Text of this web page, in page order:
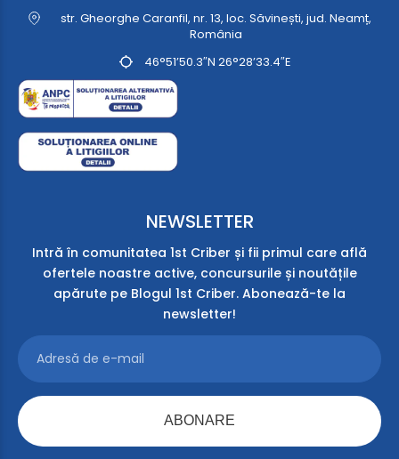
str. Gheorghe Caranfil, nr. 13, loc. Săvinești, jud. Neamț,
România
46°51’50.3″N 26°28’33.4″E
NEWSLETTER
Intră în comunitatea 1st Criber și fii primul care află
ofertele noastre active, concursurile și noutățile
apărute pe Blogul 1st Criber. Abonează-te la
newsletter!
ABONARE